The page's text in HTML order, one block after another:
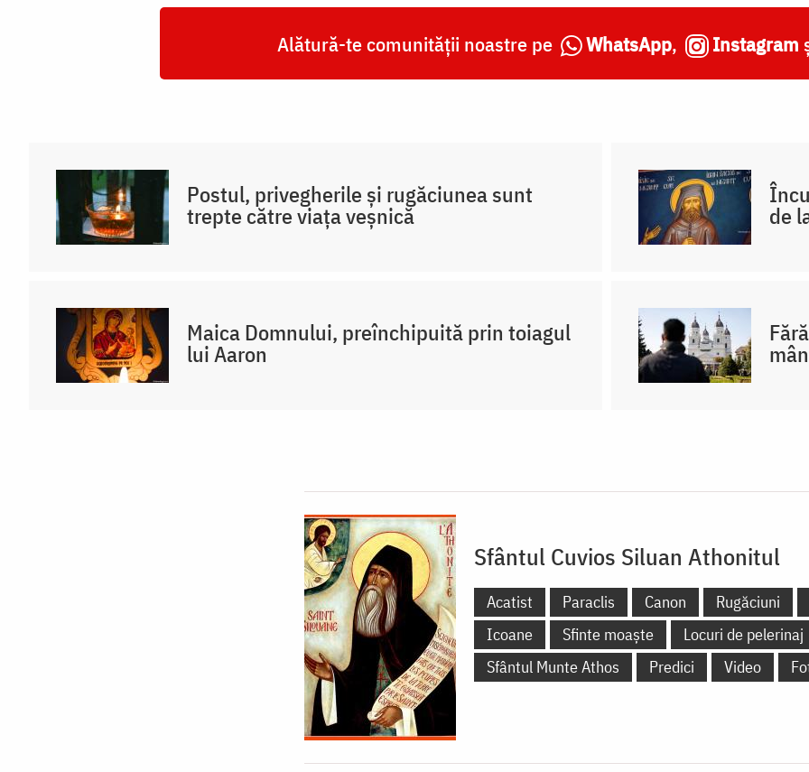
Alătură-te comunității noastre pe WhatsApp, Instagram
Postul, privegherile și rugăciunea sunt
trepte către viața veșnică de
Maica Domnului, preînchipuită prin toiagul
lui Aaron
Sfântul Cuvios Siluan Athonitul
Acatist Paraclis Canon Rugăciuni
Icoane
Sfinte moaște
Locuri de pelerinaj
Sfântul Munte Athos
Predici Video